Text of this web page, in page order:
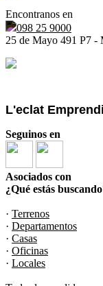
Encontranos en
098 25 9000
25 de Mayo 491 P7 -
L'eclat
Seguinos en
Asociados con
¿Qué estás
· Terrenos
· Departamentos
· Casas
· Oficinas
· Locales